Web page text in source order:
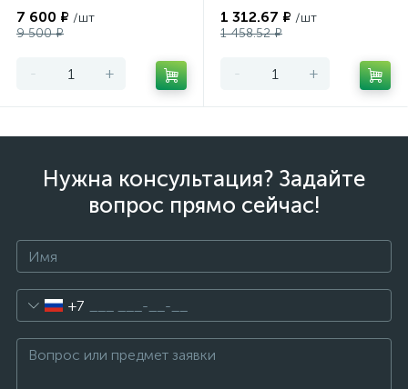
7 600 ₽ /шт
9 500 ₽
- +
1 312.67 ₽ /шт
1 458.52 ₽
- +
Нужна консультация? Задайте
вопрос прямо сейчас!
+7